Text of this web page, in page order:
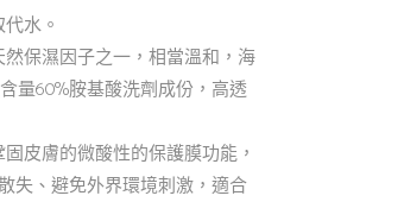
水。
保濕因子之一，相當溫和，海
量60%胺基酸洗劑成份，高透
皮膚的微酸性的保護膜功能，
失、避免外界環境刺激，適合